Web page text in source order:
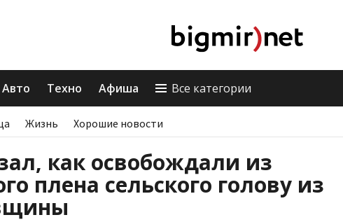
Авто Техно Афиша Все категории
Жизнь Хорошие новости
как освобождали из
плена сельского голову из